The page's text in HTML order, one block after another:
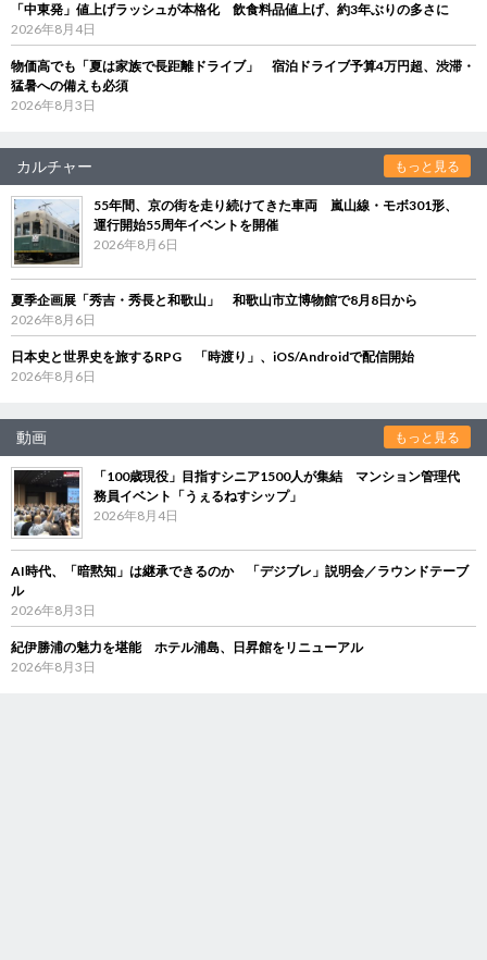
「中東発」値上げラッシュが本格化 飲食料品値上げ、約3年ぶりの多さに
2026年8月4日
物価高でも「夏は家族で長距離ドライブ」 宿泊ドライブ予算4万円超、渋滞・
猛暑への備えも必須
2026年8月3日
カルチャー もっと見る
55年間、京の街を走り続けてきた車両 嵐山線・モボ301形、
運行開始55周年イベントを開催
2026年8月6日
夏季企画展「秀吉・秀長と和歌山」 和歌山市立博物館で8月8日から
2026年8月6日
日本史と世界史を旅するRPG 「時渡り」、iOS/Androidで配信開始
2026年8月6日
動画 もっと見る
「100歳現役」目指すシニア1500人が集結 マンション管理代
務員イベント「うぇるねすシップ」
2026年8月4日
AI時代、「暗黙知」は継承できるのか 「デジブレ」説明会／ラウンドテーブ
ル
2026年8月3日
紀伊勝浦の魅力を堪能 ホテル浦島、日昇館をリニューアル
2026年8月3日